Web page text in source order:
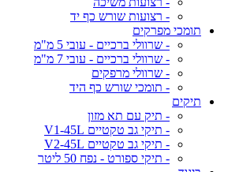
- רצועות שורש כף יד
תומכי מפרקים
- שרוולי ברכיים - עובי 5 מ"מ
- שרוולי ברכיים - עובי 7 מ"מ
- שרוולי מרפקים
- תומכי שורש כף היד
תיקים
- תיק עם תא מזון
- תיקי גב טקטיים V1-45L
- תיקי גב טקטיים V2-45L
- תיקי ספורט - נפח 50 ליטר